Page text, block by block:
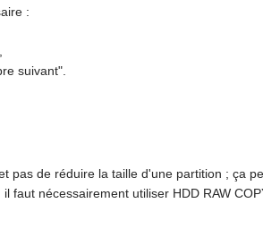
:
suivant".
pas de réduire la taille d'une partition ; ça
faut nécessairement utiliser HDD RAW